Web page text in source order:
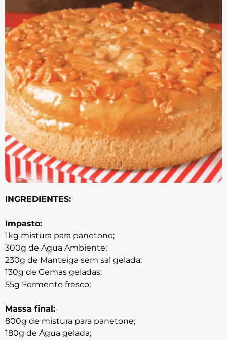
INGREDIENTES:
Impasto:
1kg mistura para panetone;
300g de Água Ambiente;
230g de Manteiga sem sal gelada;
130g de Gemas geladas;
55g Fermento fresco;
Massa final:
800g de mistura para panetone;
180g de Água gelada;